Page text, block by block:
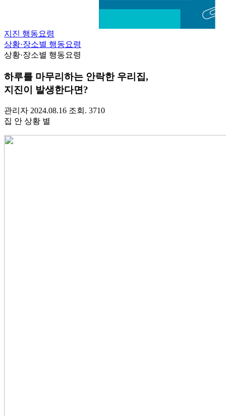
지진 행동요령
상황·장소별 행동요령
상황·장소별 행동요령
하루를 마무리하는 안락한 우리집,
지진이 발생한다면?
관리자 2024.08.16 조회. 3710
집 안 상황 별